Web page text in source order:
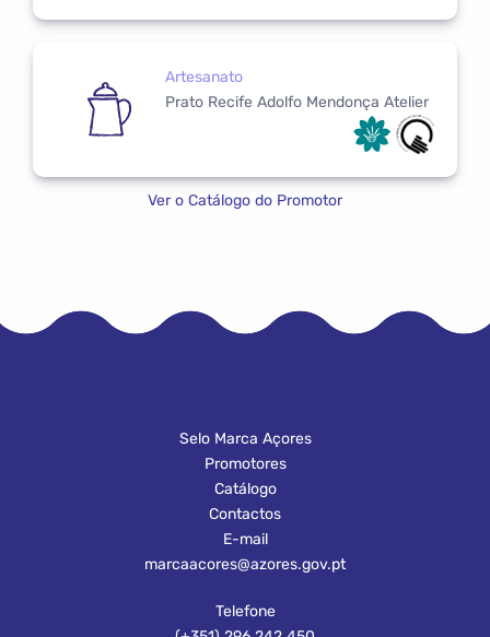
Artesanato
Prato Recife Adolfo Mendonça Atelier
Ver o Catálogo do Promotor
Selo Marca Açores
Promotores
Catálogo
Contactos
E-mail
marcaacores@azores.gov.pt
Telefone